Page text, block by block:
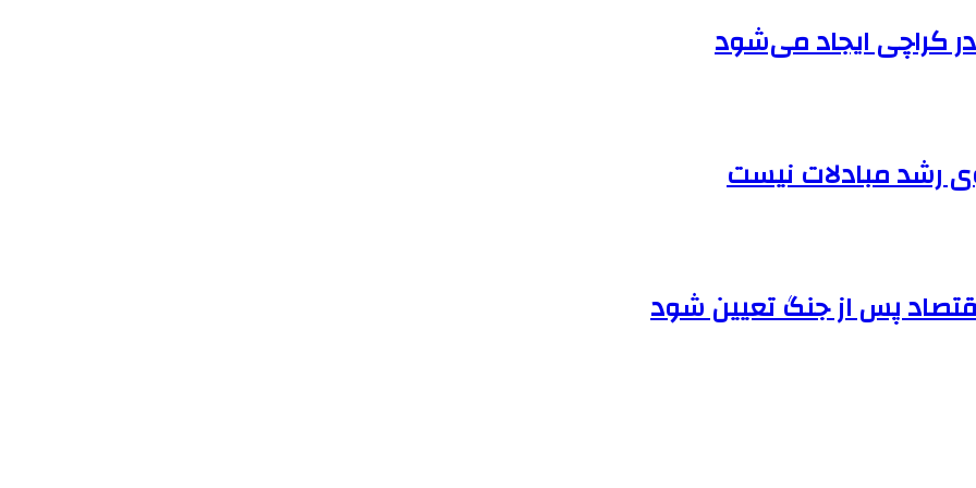
در کراچی ایجاد می‌شود
رشد مبادلات نیست
پس از جنگ تعیین شود